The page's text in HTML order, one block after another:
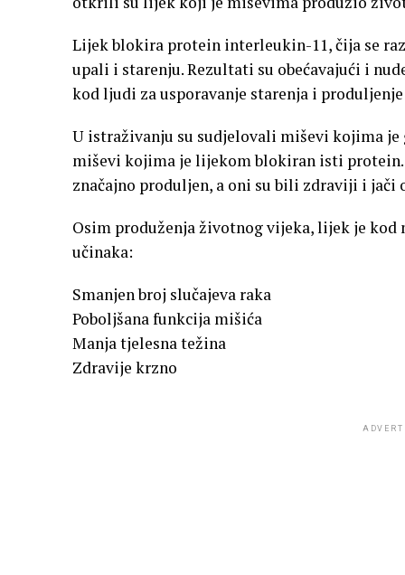
Lijek blokira protein interleukin-11, čija se
upali i starenju. Rezultati su obećavajući i
kod ljudi za usporavanje starenja i
U istraživanju su sudjelovali miševi kojima
miševi kojima je lijekom blokiran isti
značajno produljen, a oni su bili zdraviji i
Osim produženja životnog vijeka, lijek je
učinaka:
Smanjen broj slučajeva raka
Poboljšana funkcija mišića
Manja tjelesna težina
Zdravije krzno